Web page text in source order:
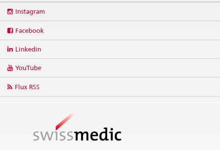
media
Instagram
Facebook
Linkedin
YouTube
Flux RSS